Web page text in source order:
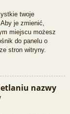
twoje
je zmienić,
miejscu możesz
do panelu o
stron witryny.
nazwy